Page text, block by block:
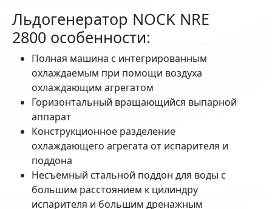
Льдогенератор NOCK NRE
2800 особенности:
Полная машина с интегрированным
охлаждаемым при помощи воздуха
охлаждающим агрегатом
Горизонтальный вращающийся выпарной
аппарат
Конструкционное разделение
охлаждающего агрегата от испарителя и
поддона
Несъемный стальной поддон для воды с
большим расстоянием к цилиндру
испарителя и большим дренажным